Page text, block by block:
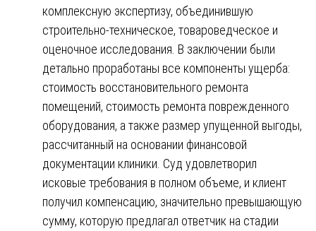
комплексную экспертизу, объединившую
строительно-техническое, товароведческое и
оценочное исследования. В заключении были
детально проработаны все компоненты ущерба:
стоимость восстановительного ремонта
помещений, стоимость ремонта поврежденного
оборудования, а также размер упущенной выгоды,
рассчитанный на основании финансовой
документации клиники. Суд удовлетворил
исковые требования в полном объеме, и клиент
получил компенсацию, значительно превышающую
сумму, которую предлагал ответчик на стадии